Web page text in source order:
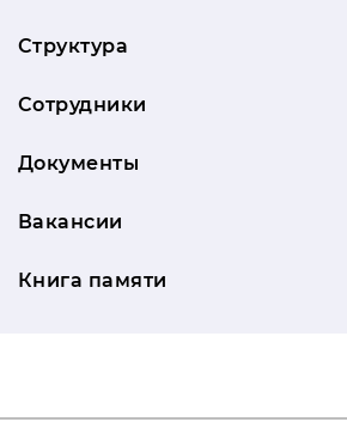
Структура
Сотрудники
Документы
Вакансии
Книга памяти